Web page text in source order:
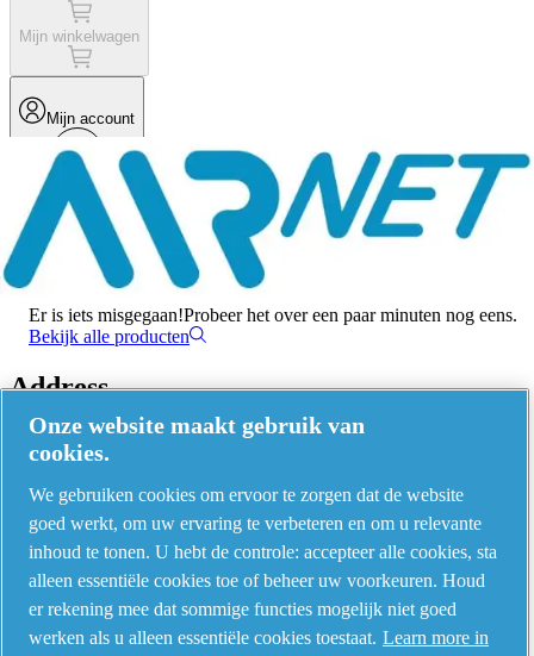
Mijn winkelwagen
Mijn account
Menu
Er is een fout opgetreden
Er is iets misgegaan!Probeer het over een paar minuten nog eens.
Bekijk alle producten
Address
AIRnet - C.Aria.C
Contact us
Piping Systems - click to see details
Onze website maakt gebruik van
cookies.
We gebruiken cookies om ervoor te zorgen dat de website
goed werkt, om uw ervaring te verbeteren en om u relevante
inhoud te tonen. U hebt de controle: accepteer alle cookies, sta
alleen essentiële cookies toe of beheer uw voorkeuren. Houd
er rekening mee dat sommige functies mogelijk niet goed
werken als u alleen essentiële cookies toestaat. Learn more in